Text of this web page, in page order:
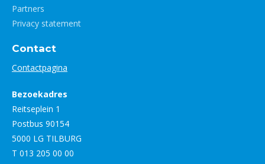
Partners
Privacy statement
Contact
Contactpagina
Bezoekadres
Reitseplein 1
Postbus 90154
5000 LG TILBURG
T 013 205 00 00